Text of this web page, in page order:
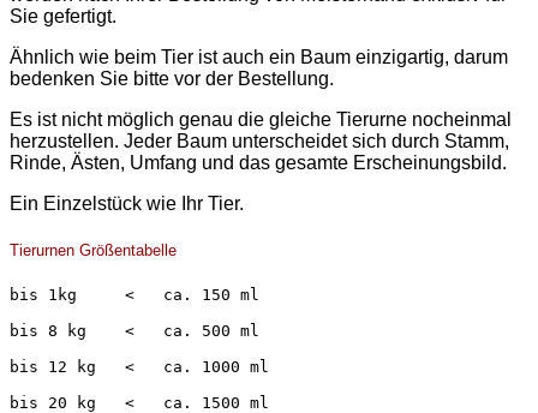
Sie gefertigt.
Ähnlich wie beim Tier ist auch ein Baum einzigartig, darum
bedenken Sie bitte vor der Bestellung.
Es ist nicht möglich genau die gleiche Tierurne nocheinmal
herzustellen. Jeder Baum unterscheidet sich durch Stamm,
Rinde, Ästen, Umfang und das gesamte Erscheinungsbild.
Ein Einzelstück wie Ihr Tier.
Tierurnen Größentabelle
bis 1kg     <   ca. 150 ml
bis 8 kg    <   ca. 500 ml
bis 12 kg   <   ca. 1000 ml
bis 20 kg   <   ca. 1500 ml